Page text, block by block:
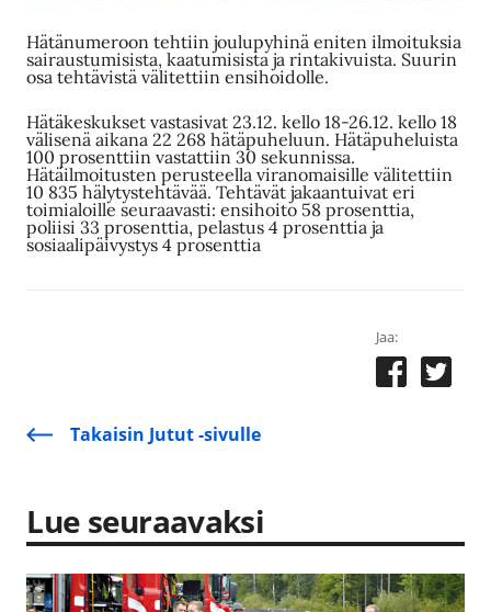
Hätänumeroon tehtiin joulupyhinä eniten ilmoituksia
sairaustumisista, kaatumisista ja rintakivuista. Suurin
osa tehtävistä välitettiin ensihoidolle.
Hätäkeskukset vastasivat 23.12. kello 18-26.12. kello 18
välisenä aikana 22 268 hätäpuheluun. Hätäpuheluista
100 prosenttiin vastattiin 30 sekunnissa.
Hätäilmoitusten perusteella viranomaisille välitettiin
10 835 hälytystehtävää. Tehtävät jakaantuivat eri
toimialoille seuraavasti: ensihoito 58 prosenttia,
poliisi 33 prosenttia, pelastus 4 prosenttia ja
sosiaalipäivystys 4 prosenttia
Jaa:
Takaisin Jutut -sivulle
Lue seuraavaksi